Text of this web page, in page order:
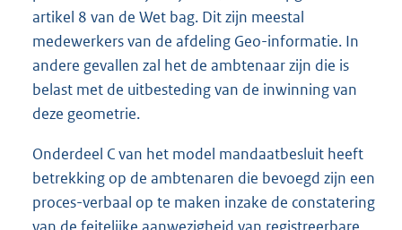
artikel 8 van de Wet bag. Dit zijn meestal
medewerkers van de afdeling Geo-informatie. In
andere gevallen zal het de ambtenaar zijn die is
belast met de uitbesteding van de inwinning van
deze geometrie.
Onderdeel C van het model mandaatbesluit heeft
betrekking op de ambtenaren die bevoegd zijn een
proces-verbaal op te maken inzake de constatering